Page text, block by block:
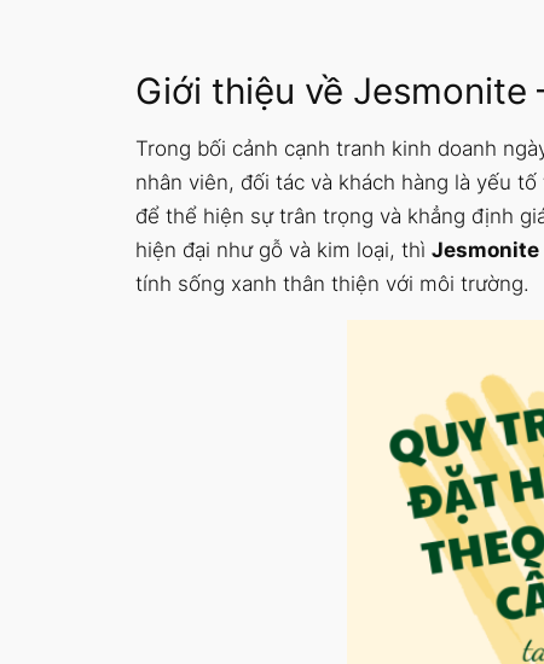
Giới thiệu về
Trong bối cảnh cạnh tranh kinh doanh
nhân viên, đối tác và khách hàng là yếu
để thể hiện sự trân trọng và khẳng định
hiện đại như gỗ và kim loại, thì Jesmonite
tính sống xanh thân thiện với môi trường.